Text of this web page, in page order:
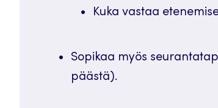
Kuka vastaa
Sopikaa myös
päästä).